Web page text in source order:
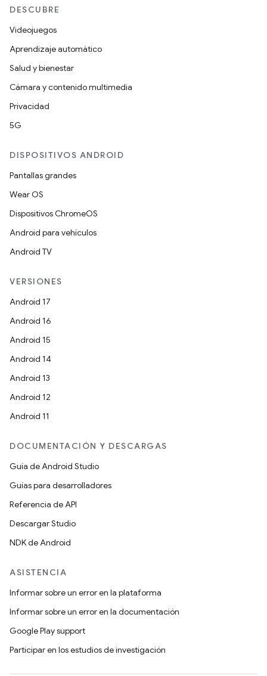
DESCUBRE
Videojuegos
Aprendizaje automático
Salud y bienestar
Cámara y contenido multimedia
Privacidad
5G
DISPOSITIVOS ANDROID
Pantallas grandes
Wear OS
Dispositivos ChromeOS
Android para vehículos
Android TV
VERSIONES
Android 17
Android 16
Android 15
Android 14
Android 13
Android 12
Android 11
DOCUMENTACIÓN Y DESCARGAS
Guía de Android Studio
Guías para desarrolladores
Referencia de API
Descargar Studio
NDK de Android
ASISTENCIA
Informar sobre un error en la plataforma
Informar sobre un error en la documentación
Google Play support
Participar en los estudios de investigación